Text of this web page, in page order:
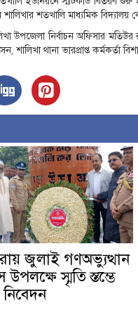
শতখালি মাধ্যমিক বিদ্যালয়
উপজেলা নির্বাচন অফিসার মতিউর
থানা ভারপ্রাপ্ত কর্মকর্তা
জুলাই গণঅভ্যুত্থান
উপলক্ষে স্মৃতি স্তম্ভে
নিবেদন